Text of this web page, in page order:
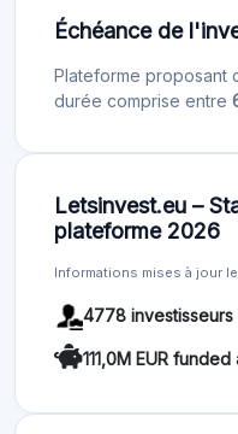
Échéance de
Plateforme proposant
durée comprise entre
Letsinvest.eu –
plateforme 2026
Informations mises à jour
4778 investisseurs
111,0M EUR funded